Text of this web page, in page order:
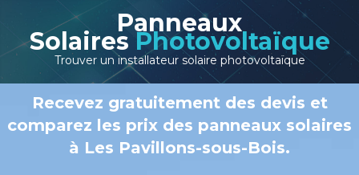
Panneaux
Solaires Photovoltaïque
Trouver un installateur solaire photovoltaïque
Recevez gratuitement des devis et
comparez les prix des panneaux solaires
à Les Pavillons-sous-Bois.